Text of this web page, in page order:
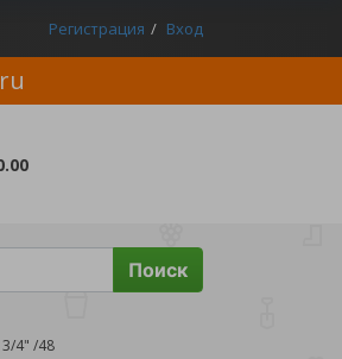
Регистрация Вход
Поиск
4" /48